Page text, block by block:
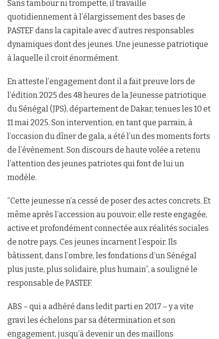
Sans tambour ni trompette, il travaille
quotidiennement à l’élargissement des bases de
PASTEF dans la capitale avec d’autres responsables
dynamiques dont des jeunes. Une jeunesse patriotique
à laquelle il croit énormément.
En atteste l’engagement dont il a fait preuve lors de
l’édition 2025 des 48 heures de la Jeunesse patriotique
du Sénégal (JPS), département de Dakar, tenues les 10 et
11 mai 2025. Son intervention, en tant que parrain, à
l’occasion du dîner de gala, a été l’un des moments forts
de l’évènement. Son discours de haute volée a retenu
l’attention des jeunes patriotes qui font de lui un
modèle.
‘’Cette jeunesse n’a cessé de poser des actes concrets. Et
même après l’accession au pouvoir, elle reste engagée,
active et profondément connectée aux réalités sociales
de notre pays. Ces jeunes incarnent l’espoir. Ils
bâtissent, dans l’ombre, les fondations d’un Sénégal
plus juste, plus solidaire, plus humain’’, a souligné le
responsable de PASTEF.
ABS – qui a adhéré dans ledit parti en 2017 – y a vite
gravi les échelons par sa détermination et son
engagement, jusqu’à devenir un des maillons